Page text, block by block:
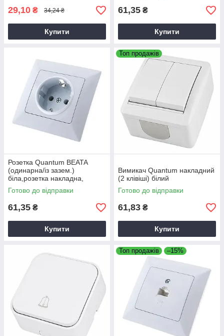
29,10 ₴ 34,24 ₴
Купити
61,35 ₴
Купити
Розетка Quantum BEATA
(одинарна/із зазем.)
біла,розетка накладна,
універсальна накладна
розетка
Готово до відправки
61,35 ₴
Купити
Топ продажів
Вимикач Quantum накладний
(2 клівіші) білий
Готово до відправки
61,83 ₴
Купити
Топ продажів –15%